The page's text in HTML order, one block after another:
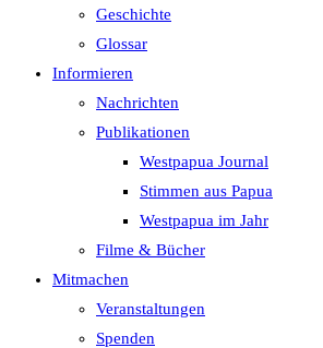
Geschichte
Glossar
Informieren
Nachrichten
Publikationen
Westpapua Journal
Stimmen aus Papua
Westpapua im Jahr
Filme & Bücher
Mitmachen
Veranstaltungen
Spenden